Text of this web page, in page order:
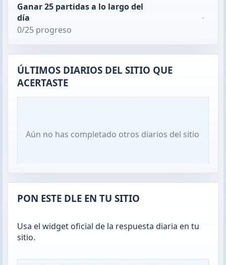
Ganar 25 partidas a lo largo del
día
0/25 progreso
·
ÚLTIMOS DIARIOS DEL SITIO QUE
ACERTASTE
Aún no has completado otros diarios del sitio
PON ESTE DLE EN TU SITIO
Usa el widget oficial de la respuesta diaria en tu
sitio.